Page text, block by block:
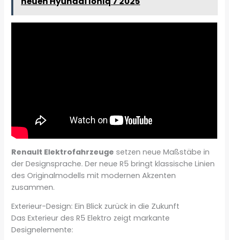
Renault Elektrofahrzeuge setzen neue Maßstäbe in
der Designsprache. Der neue R5 bringt klassische Linien
des Originalmodells mit modernen Akzenten
zusammen.
Exterieur-Design: Ein Blick zurück in die Zukunft
Das Exterieur des R5 Elektro zeigt markante
Designelemente: